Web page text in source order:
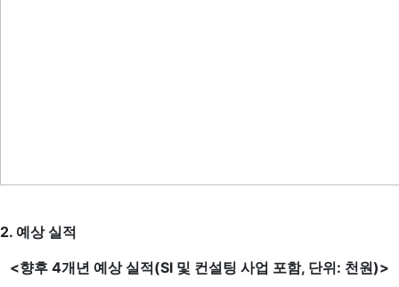
2. 예상 실적
<향후 4개년 예상 실적(SI 및 컨설팅 사업 포함, 단위: 천원)>